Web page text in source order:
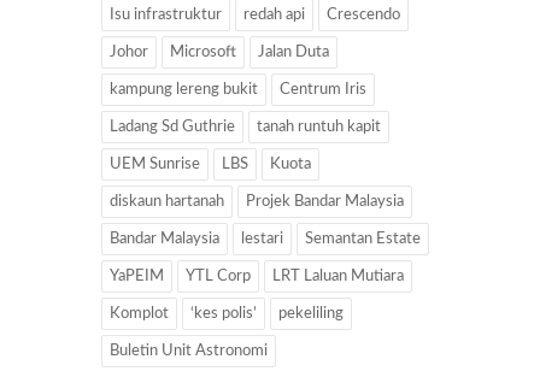
Isu infrastruktur redah api Crescendo
Johor Microsoft Jalan Duta
kampung lereng bukit Centrum Iris
Ladang Sd Guthrie tanah runtuh kapit
UEM Sunrise LBS Kuota
diskaun hartanah Projek Bandar Malaysia
Bandar Malaysia lestari Semantan Estate
YaPEIM YTL Corp LRT Laluan Mutiara
Komplot ‘kes polis’ pekeliling
Buletin Unit Astronomi